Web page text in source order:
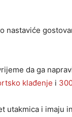
nastaviće
da ga
klađenje i
utakmica i imaju